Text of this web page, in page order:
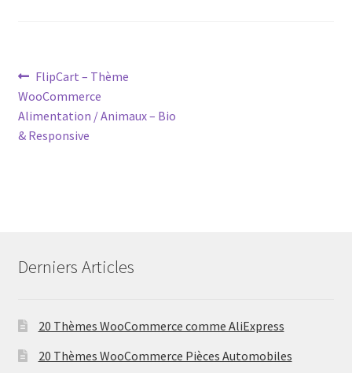
Post
navigation
Previous
post:
FlipCart – Thème
WooCommerce
Alimentation / Animaux – Bio
& Responsive
Derniers Articles
20 Thèmes WooCommerce comme AliExpress
20 Thèmes WooCommerce Pièces Automobiles